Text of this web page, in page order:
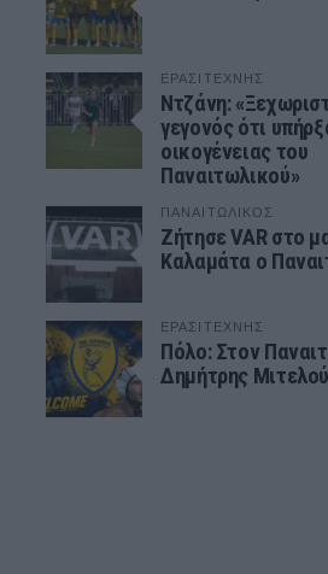
ΕΡΑΣΙΤΕΧΝΗΣ
Ντζάνη:
γεγονός ότι
οικογένειας του
Παναιτωλικού»
ΠΑΝΑΙΤΩΛΙΚΟΣ
Ζήτησε VAR στο
Καλαμάτα ο
ΕΡΑΣΙΤΕΧΝΗΣ
Πόλο: Στον
Δημήτρης